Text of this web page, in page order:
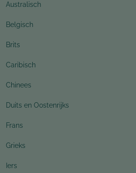
Australisch
Belgisch
Brits
Caribisch
Chinees
Duits en Oostenrijks
Frans
Grieks
Iers